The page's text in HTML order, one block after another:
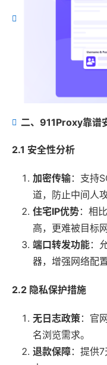
二、911Proxy靠谱
2.1 安全性分析
加密传输：支持
道，防止中间人攻
住宅IP优势：相
高，更难被目标
端口转发功能：
器，增强网络配
2.2 隐私保护措施
无日志政策：官
名浏览需求。
退款保障：提供